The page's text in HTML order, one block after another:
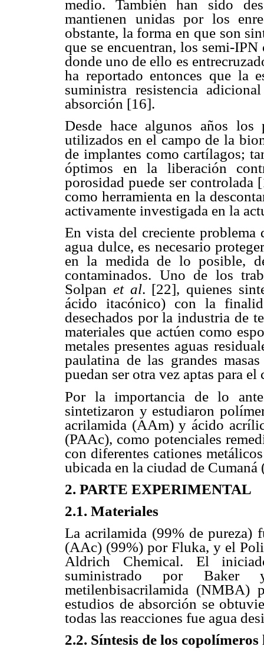
medio. También han sido
mantienen unidas por los
obstante, la forma en que son
que se encuentran, los semi-
donde uno de ello es
ha reportado entonces que la
suministra resistencia
absorción [16].
Desde hace algunos años los
utilizados en el campo de la
de implantes como cartílagos;
óptimos en la liberación
porosidad puede ser controlada
como herramienta en la
activamente investigada en la
En vista del creciente problema
agua dulce, es necesario
en la medida de lo posible,
contaminados. Uno de los
Solpan et al. [22], quienes
ácido itacónico) con la
desechados por la industria de
materiales que actúen como
metales presentes aguas
paulatina de las grandes
puedan ser otra vez aptas para
Por la importancia de lo
sintetizaron y estudiaron
acrilamida (AAm) y ácido
(PAAc), como potenciales
con diferentes cationes
ubicada en la ciudad de Cumaná
2. PARTE EXPERIMENTAL
2.1. Materiales
La acrilamida (99% de pureza)
(AAc) (99%) por Fluka, y el
Aldrich Chemical. El
suministrado por Baker
metilenbisacrilamida (NMBA)
estudios de absorción se
todas las reacciones fue agua
2.2. Síntesis de los